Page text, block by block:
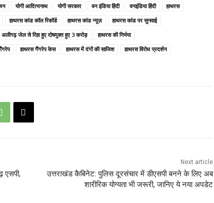
योगी आदित्यनाथ योगी सरकार वन इंडिया हिंदी वनइंडिया हिंदी
हाथरस
हाथरस कांड कॉल रिकॉर्ड हाथरस कांड न्यूज़
हाथरस कांड पर सुनवाई
जेल से रिहा हुए दोषमुक्त हुए 3 करोड़
हाथरस की निर्भया
हाथरस गैंगरेप केस हाथरस में दंगों की साजिश
हाथरस विरोध प्रदर्शन
एसपी,
Next article
उत्तराखंड कैबिनेट: पुलिस दूरसंचार में डीएसपी बनने के लिए अब
शारीरिक योग्यता भी जरूरी, जानिए ये नया अपडेट